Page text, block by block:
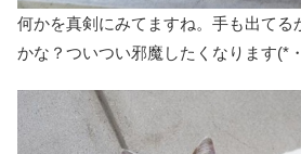
何かを真剣にみてますね。手も出てる
かな？ついつい邪魔したくなります(*